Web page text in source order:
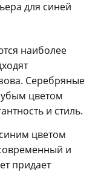
для синей
наиболее
Серебряные
цветом
и стиль.
цветом
и
придает